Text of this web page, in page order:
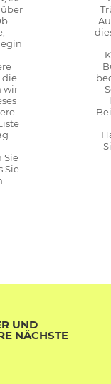
die
wir
Sie
Sie
UND
NÄCHSTE